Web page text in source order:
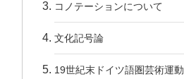
コノテーションについて
文化記号論
19世紀末ドイツ語圏芸術運動